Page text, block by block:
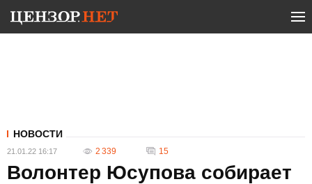
НОВОСТИ
21.01.22 16:17 2 339 15
Волонтер Юсупова собирает